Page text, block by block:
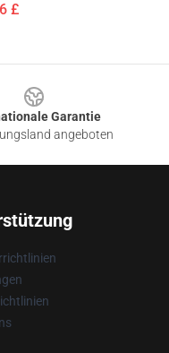
£
Garantie
angeboten